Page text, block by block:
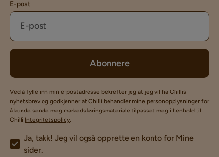
E-post
Abonnere
Ved å fylle inn min e-postadresse bekrefter jeg at jeg vil ha Chillis
nyhetsbrev og godkjenner at Chilli behandler mine personopplysninger for
å kunde sende meg markedsføringsmateriale tilpasset meg i henhold til
Chilli Integritetspolicy.
Ja, takk! Jeg vil også opprette en konto for Mine
sider.